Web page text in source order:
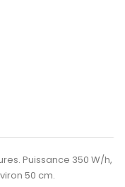
Puissance 350 W/h,
50 cm.